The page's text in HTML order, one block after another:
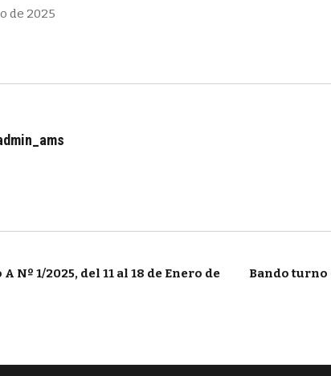
de 2025
Nº 1/2025, del 11 al 18 de Enero de
Bando turno